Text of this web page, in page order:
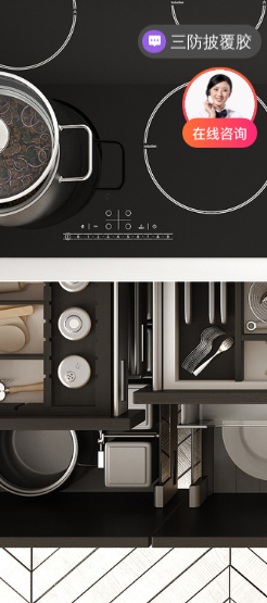
三防披覆胶